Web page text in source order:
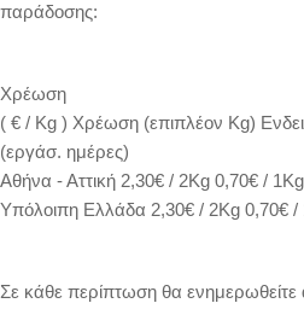
παράδοσης:
Χρέωση
( € / Kg ) Χρέωση (επιπλέον Kg)
(εργάσ. ημέρες)
Αθήνα - Αττική 2,30€ / 2Kg 0,70€ /
Υπόλοιπη Ελλάδα 2,30€ / 2Kg 0,70€ /
Σε κάθε περίπτωση θα ενημερωθείτε